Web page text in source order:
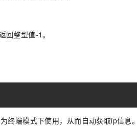
回整型值-1。
终端模式下使用，从而自动获取ip信息。